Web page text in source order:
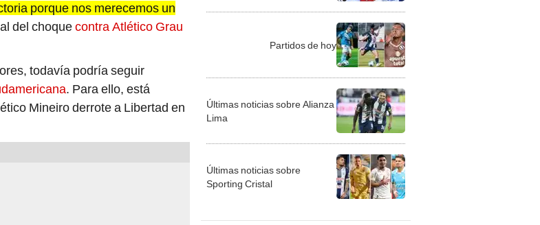
porque nos merecemos un
del choquecontra Atlético Grau
todavía podría seguir
. Para ello, está
Mineiro derrote a Libertad en
Partidos de hoy
Últimas noticias sobre Alianza
Lima
Últimas noticias sobre
Sporting Cristal